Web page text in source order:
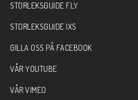
STORLEKSGUIDE FLY
STORLEKSGUIDE IXS
GILLA OSS PÅ FACEBOOK
VÅR YOUTUBE
VÅR VIMEO